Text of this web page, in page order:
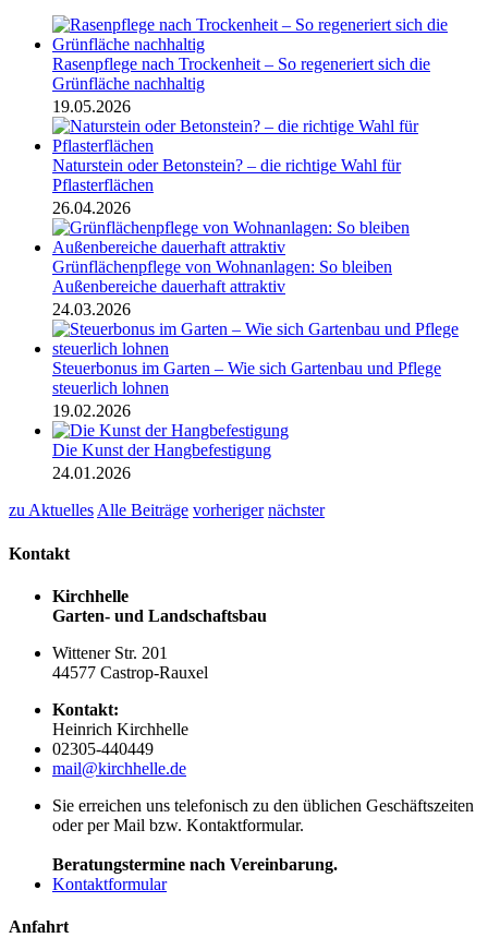
Rasenpflege nach Trockenheit – So regeneriert sich die
Grünfläche nachhaltig
19.05.2026
Naturstein oder Betonstein? – die richtige Wahl für
Pflasterflächen
26.04.2026
Grünflächenpflege von Wohnanlagen: So bleiben
Außenbereiche dauerhaft attraktiv
24.03.2026
Steuerbonus im Garten – Wie sich Gartenbau und Pflege
steuerlich lohnen
19.02.2026
Die Kunst der Hangbefestigung
24.01.2026
zu Aktuelles Alle Beiträge vorheriger nächster
Kontakt
Kirchhelle
Garten- und Landschaftsbau
Wittener Str. 201
44577 Castrop-Rauxel
Kontakt:
Heinrich Kirchhelle
02305-440449
mail@kirchhelle.de
Sie erreichen uns telefonisch zu den üblichen Geschäftszeiten
oder per Mail bzw. Kontaktformular.
Beratungstermine nach Vereinbarung.
Kontaktformular
Anfahrt